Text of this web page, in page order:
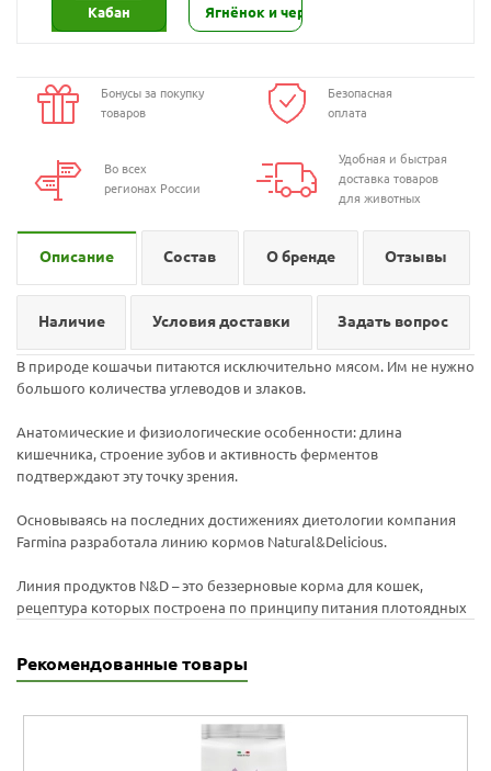
Кабан Ягнёнок и черника
Бонусы за покупку
товаров
Безопасная
оплата
Во всех
регионах России
Удобная и быстрая
доставка товаров
для животных
Описание Состав О бренде Отзывы
Наличие Условия доставки Задать вопрос
В природе кошачьи питаются исключительно мясом. Им не нужно
большого количества углеводов и злаков.
Анатомические и физиологические особенности: длина
кишечника, строение зубов и активность ферментов
подтверждают эту точку зрения.
Основываясь на последних достижениях диетологии компания
Farmina разработала линию кормов Natural&Delicious.
Линия продуктов N&D – это беззерновые корма для кошек,
рецептура которых построена по принципу питания плотоядных
Рекомендованные товары